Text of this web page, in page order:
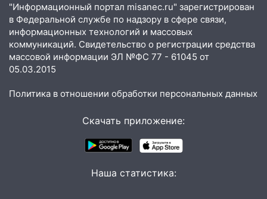
23:27 Прокуратура проверяет
капремонт школы в посёлке Налейка
22:33 Прокуратура проверяет
спортивные объекты в Старой Майне
кровь: День донора пройдёт 6 августа
Ульяновская область девятую
низкие цены на подсолнечное масло
Коровы-рекордсменки: в
"Информационный портал misanec.ru" зарегистрирован
в Федеральной службе по надзору в сфере связи,
информационных технологий и массовых
коммуникаций. Свидетельство о регистрации средства
массовой информации ЭЛ №ФС 77 - 61045 от
05.03.2015
Политика в отношении обработки персональных данных
Скачать приложение:
Наша статистика: